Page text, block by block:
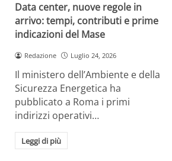
Data center, nuove regole in
arrivo: tempi, contributi e prime
indicazioni del Mase
Redazione Luglio 24, 2026
Il ministero dell’Ambiente e della
Sicurezza Energetica ha
pubblicato a Roma i primi
indirizzi operativi…
Leggi di più